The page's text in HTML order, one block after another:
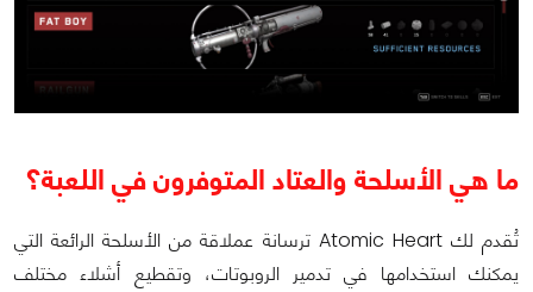
ما هي الأسلحة والعتاد المتوفرون في اللعبة؟
تُقدم لك Atomic Heart ترسانة عملاقة من الأسلحة الرائعة التي
يمكنك استخدامها في تدمير الروبوتات، وتقطيع أشلاء مختلف